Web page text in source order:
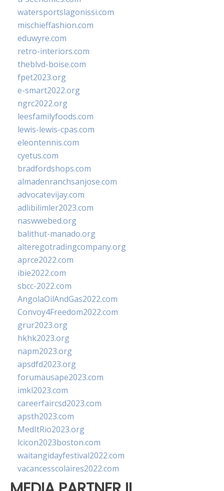
watersportslagonissi.com
mischieffashion.com
eduwyre.com
retro-interiors.com
theblvd-boise.com
fpet2023.org
e-smart2022.org
ngrc2022.org
leesfamilyfoods.com
lewis-lewis-cpas.com
eleontennis.com
cyetus.com
bradfordshops.com
almadenranchsanjose.com
advocatevijay.com
adlibilimler2023.com
naswwebed.org
balithut-manado.org
alteregotradingcompany.org
aprce2022.com
ibie2022.com
sbcc-2022.com
AngolaOilAndGas2022.com
Convoy4Freedom2022.com
grur2023.org
hkhk2023.org
napm2023.org
apsdfd2023.org
forumausape2023.com
imkl2023.com
careerfaircsd2023.com
apsth2023.com
MedItRio2023.org
lcicon2023boston.com
waitangidayfestival2022.com
vacancesscolaires2022.com